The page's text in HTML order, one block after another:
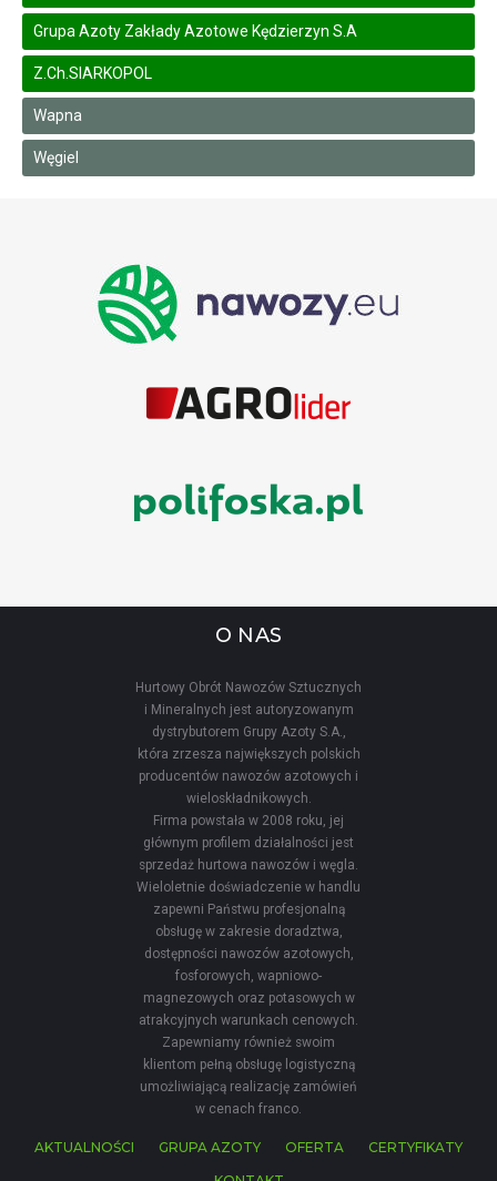
Grupa Azoty Zakłady Azotowe Kędzierzyn S.A
Z.Ch.SIARKOPOL
Wapna
Węgiel
O NAS
Hurtowy Obrót Nawozów Sztucznych
i Mineralnych jest autoryzowanym
dystrybutorem Grupy Azoty S.A.,
która zrzesza największych polskich
producentów nawozów azotowych i
wieloskładnikowych.
Firma powstała w 2008 roku, jej
głównym profilem działalności jest
sprzedaż hurtowa nawozów i węgla.
Wieloletnie doświadczenie w handlu
zapewni Państwu profesjonalną
obsługę w zakresie doradztwa,
dostępności nawozów azotowych,
fosforowych, wapniowo-
magnezowych oraz potasowych w
atrakcyjnych warunkach cenowych.
Zapewniamy również swoim
klientom pełną obsługę logistyczną
umożliwiającą realizację zamówień
w cenach franco.
AKTUALNOŚCI GRUPA AZOTY OFERTA
CERTYFIKATY